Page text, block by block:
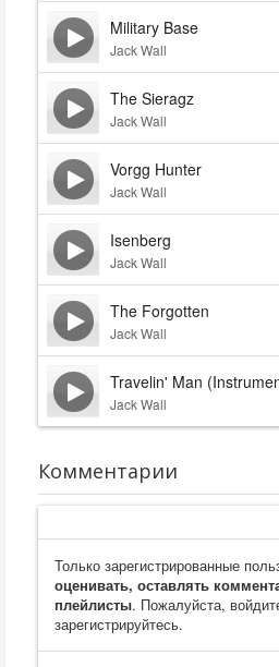
Military Base
Jack Wall
The Sieragz
Jack Wall
Vorgg Hunter
Jack Wall
Isenberg
Jack Wall
The Forgotten
Jack Wall
Travelin' Man
Jack Wall
Комментарии
Только зарегистрированные
оценивать, оставлять
плейлисты. Пожалуйста,
зарегистрируйтесь.